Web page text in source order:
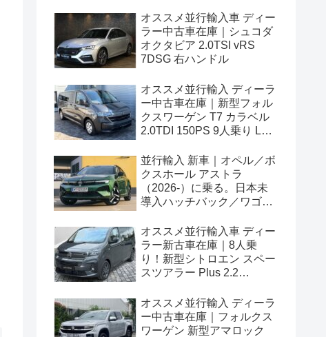
オススメ並行輸入車 ディー
ラー中古車在庫｜シュコダ
オクタビア 2.0TSI vRS
7DSG 右ハンドル
オススメ並行輸入 ディーラ
ー中古車在庫｜新型フォル
クスワーゲン T7 カラベル
2.0TDI 150PS 9人乗り LWB
並行輸入 新車｜オペル／ボ
クスホール アストラ
（2026-）に乗る。日本未
導入ハッチバック／ワゴン
情報。
オススメ並行輸入車 ディー
ラー新古車在庫｜8人乗
り！新型シトロエン スペー
スツアラー Plus 2.2
ドル
オススメ並行輸入 ディーラ
ー中古車在庫｜フォルクス
ワーゲン 新型アマロック